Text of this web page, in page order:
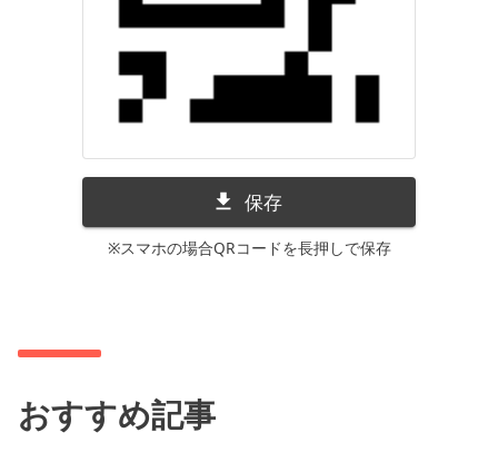
保存
※スマホの場合QRコードを長押しで保存
おすすめ記事